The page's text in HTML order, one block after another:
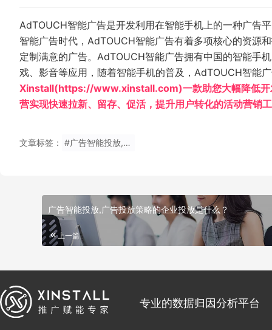
AdTOUCH智能广告是开发利用在智能手机上的一种广告
智能广告时代，AdTOUCH智能广告有着多项核心的资源
定制满意的广告。AdTOUCH智能广告拥有中国的智能手
戏、影音等应用，随着智能手机的普及，AdTOUCH智能
Xinstall(https://www.xinstall.com)一款助您大幅降低开
营实现快速拉新、留存、促活，提升用户转化的活动营销
文章标签： #广告智能投放,亿动智道手机广告平台
广告智能投放,广告投放策略的企业投放是什么？
上一篇
专业的数据归因分析平台